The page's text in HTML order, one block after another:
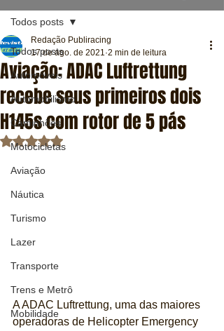
Todos posts
Automóveis
Automobilismo
Caminhões
Motocicletas
Aviação
Náutica
Turismo
Lazer
Transporte
Trens e Metrô
Mobilidade
Todos posts
Aviação: ADAC Luftrettung
recebe seus primeiros dois
H145s com rotor de 5 pás
Redação Publiracing
17 de ago. de 2021 2 min de leitura
Avaliado com NaN de 5 estrelas.
A ADAC Luftrettung, uma das maiores
operadoras de Helicopter Emergency